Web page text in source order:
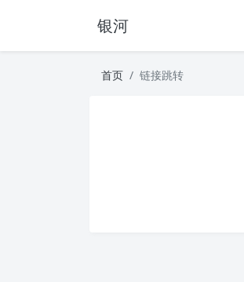
银河
首页 链接跳转